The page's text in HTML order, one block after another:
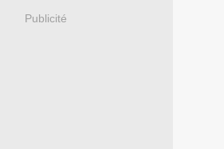
Publicité